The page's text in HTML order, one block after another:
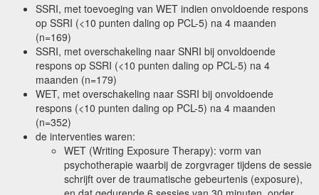
SSRI, met toevoeging van WET indien onvoldoende respons
op SSRI (<10 punten daling op PCL-5) na 4 maanden
(n=169)
SSRI, met overschakeling naar SNRI bij onvoldoende
respons op SSRI (<10 punten daling op PCL-5) na 4
maanden (n=179)
WET, met overschakeling naar SSRI bij onvoldoende
respons (<10 punten daling op PCL-5) na 4 maanden
(n=352)
de interventies waren:
WET (Writing Exposure Therapy): vorm van
psychotherapie waarbij de zorgvrager tijdens de sessie
schrijft over de traumatische gebeurtenis (exposure),